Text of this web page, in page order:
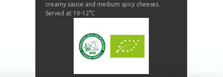
creamy sauce and medium spicy cheeses.
Served at 10-12°C